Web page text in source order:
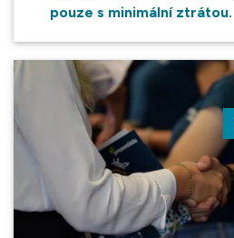
pouze s minimální ztrátou.